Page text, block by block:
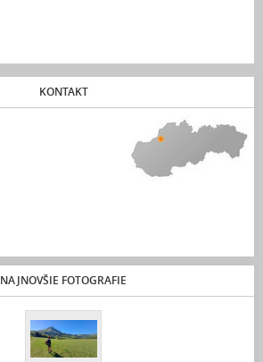
KONTAKT
NAJNOVŠIE FOTOGRAFIE